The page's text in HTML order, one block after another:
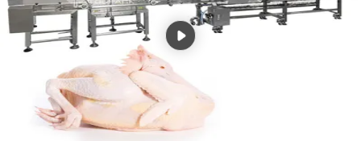
VRAAG
EEN
OFFERTE
SITEMAP